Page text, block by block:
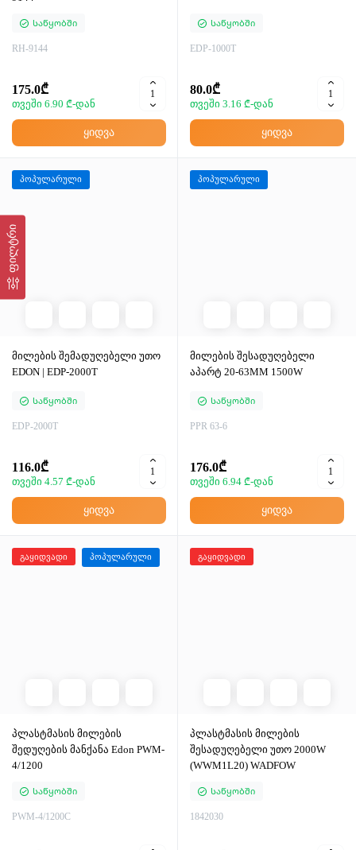
ფილტრი
Საწყობში
RH-9144
175.0₾
თვეში 6.90 ₾-დან
ყიდვა
Საწყობში
EDP-1000T
80.0₾
თვეში 3.16 ₾-დან
ყიდვა
პოპულარული
მილების შემადუღებელი უთო
EDON | EDP-2000T
Საწყობში
EDP-2000T
116.0₾
თვეში 4.57 ₾-დან
ყიდვა
პოპულარული
მილების შესადუღებელი
აპარტ 20-63MM 1500W
Საწყობში
PPR 63-6
176.0₾
თვეში 6.94 ₾-დან
ყიდვა
გაყიდვადი პოპულარული
პლასტმასის მილების
შედუღების მანქანა Edon PWM-
4/1200
Საწყობში
PWM-4/1200C
გაყიდვადი
პლასტმასის მილების
შესადუღებელი უთო 2000W
(WWM1L20) WADFOW
Საწყობში
1842030